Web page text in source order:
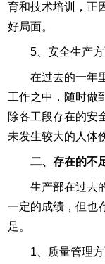
育和技术培训，正
好局面。
5、安全生产
在过去的一年
工作之中，随时做
除各工段存在的安
未发生较大的人体
二、存在的不
生产部在过去
一定的成绩，但也
足。
1、质量管理